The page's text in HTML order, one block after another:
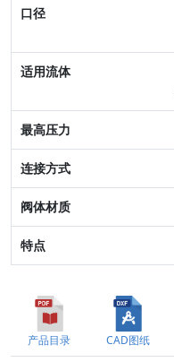
适用流体
最高压力
阀体材质
特点
产品目录 CAD图纸